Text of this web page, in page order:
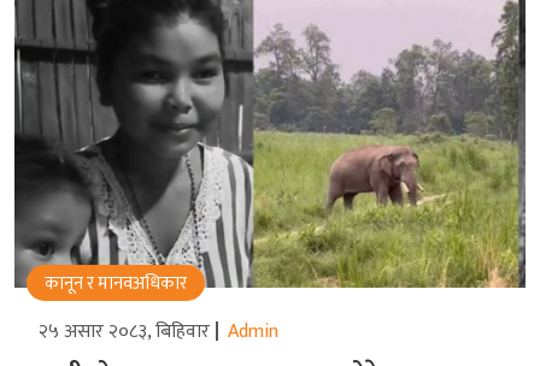
कानून र मानवअधिकार
२५ असार २०८३, बिहिवार Admin